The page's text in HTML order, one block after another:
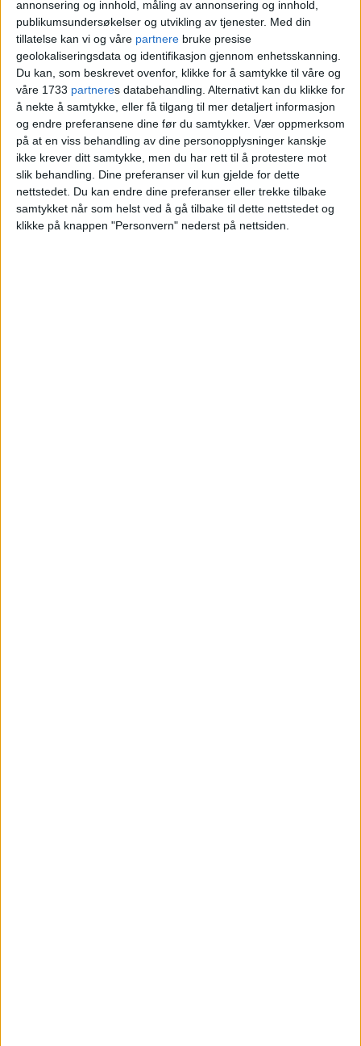
annonsering og innhold, måling av annonsering og innhold,
publikumsundersøkelser og utvikling av tjenester. Med din
tillatelse kan vi og våre partnere bruke presise
geolokaliseringsdata og identifikasjon gjennom enhetsskanning.
Du kan, som beskrevet ovenfor, klikke for å samtykke til våre og
våre 1733 partneres databehandling. Alternativt kan du klikke for
å nekte å samtykke, eller få tilgang til mer detaljert informasjon
og endre preferansene dine før du samtykker. Vær oppmerksom
på at en viss behandling av dine personopplysninger kanskje
ikke krever ditt samtykke, men du har rett til å protestere mot
slik behandling. Dine preferanser vil kun gjelde for dette
nettstedet. Du kan endre dine preferanser eller trekke tilbake
samtykket når som helst ved å gå tilbake til dette nettstedet og
klikke på knappen "Personvern" nederst på nettsiden.
gjenbrukssenter, som siden 2018 har fått
midler fra Oslo kommune for å være et
tilbud til alle barnehagene i byen.
– Det er trist
På MUV får barn og ansatte utforske
gjenbruksmaterialer som metall, tre,
papir og naturmaterialer. Målet er å gi